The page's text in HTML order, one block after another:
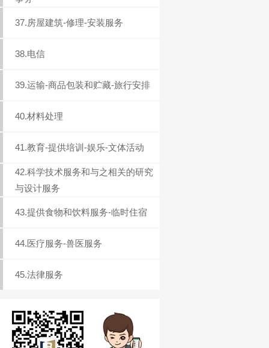
37.房屋建筑-修理-安装服务
38.电信
39.运输-商品包装和贮藏-旅行安排
40.材料处理
41.教育-提供培训-娱乐-文体活动
42.科学技术服务和与之相关的研究
与设计服务
43.提供食物和饮料服务-临时住宿
44.医疗服务-兽医服务
45.法律服务